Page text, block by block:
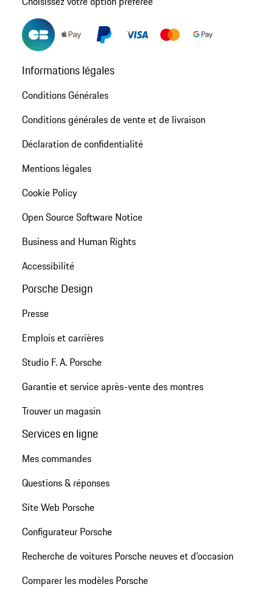
Informations légales
Conditions Générales
Conditions générales de vente et de livraison
Déclaration de confidentialité
Mentions légales
Cookie Policy
Open Source Software Notice
Business and Human Rights
Accessibilité
Porsche Design
Presse
Emplois et carrières
Studio F. A. Porsche
Garantie et service après-vente des montres
Trouver un magasin
Services en ligne
Mes commandes
Questions & réponses
Site Web Porsche
Configurateur Porsche
Recherche de voitures Porsche neuves et d'occasion
Comparer les modèles Porsche